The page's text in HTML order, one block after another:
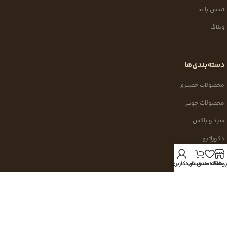
تماس با ما
وبلاگ
دسته‌بندی‌ها
محصولات حصیری
محصولات چوبی
سبد و باکس
دکوراتیو
محصولات جدید
علاقه مندیسبد خرید
حساب کاربری من